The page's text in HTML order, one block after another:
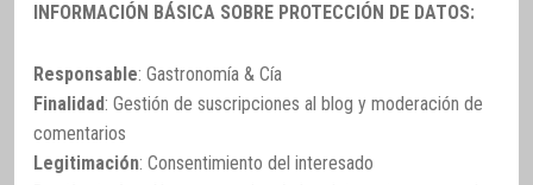
INFORMACIÓN BÁSICA SOBRE PROTECCIÓN DE DATOS:
Responsable: Gastronomía & Cía
Finalidad: Gestión de suscripciones al blog y moderación de
comentarios
Legitimación: Consentimiento del interesado